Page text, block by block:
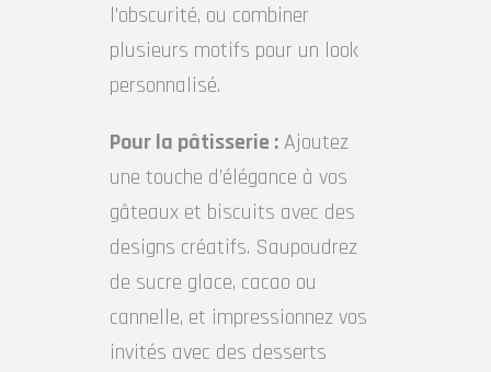
l’obscurité, ou combiner
plusieurs motifs pour un look
personnalisé.
Pour la pâtisserie :Ajoutez
une touche d’élégance à vos
gâteaux et biscuits avec des
designs créatifs. Saupoudrez
de sucre glace, cacao ou
cannelle, et impressionnez vos
invités avec des desserts